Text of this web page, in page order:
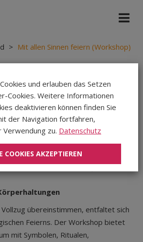
> Mit allen Sinnen feiern (Workshop)
Sinnen feiern
übereinstimmen, entfaltet sich
Feierns. Der Workshop bietet
mit Symbolen, Ritualen,
und erlauben das Setzen
Cookies. Weitere Informationen
deaktivieren können finden Sie
der Navigation fortfahren,
zu. Datenschutz
COOKIES AKZEPTIEREN